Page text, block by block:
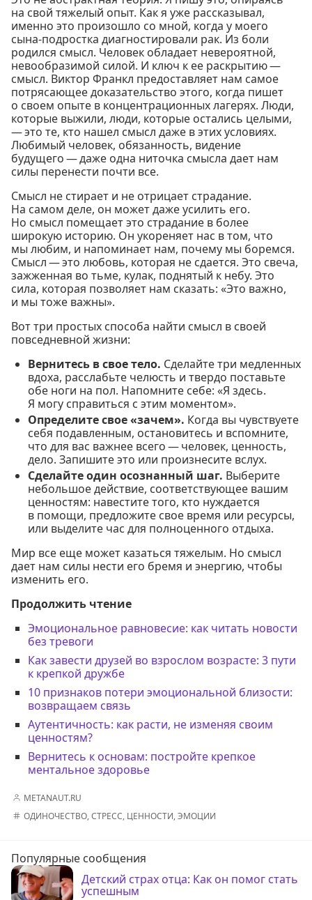
на свой тяжелый опыт. Как я уже рассказывал,
именно это произошло со мной, когда у моего
сына-подростка диагностировали рак. Из боли
родился смысл. Человек обладает невероятной,
невообразимой силой. И ключ к ее раскрытию —
смысл. Виктор Франкл предоставляет нам самое
потрясающее доказательство этого, когда пишет
о своем опыте в концентрационных лагерях. Люди,
которые выжили, люди, которые остались целыми,
— это те, кто нашел смысл даже в этих условиях.
Любимый человек, обязанность, видение
будущего — даже одна ниточка смысла дает нам
силы перенести почти все.
Смысл не стирает и не отрицает страдание.
На самом деле, он может даже усилить его.
Но смысл помещает это страдание в более
широкую историю. Он укореняет нас в том, что
мы любим, и напоминает нам, почему мы боремся.
Смысл — это любовь, которая не сдается. Это свеча,
зажженная во тьме, кулак, поднятый к небу. Это
сила, которая позволяет нам сказать: «Это важно,
и мы тоже важны».
Вот три простых способа найти смысл в своей
повседневной жизни:
Вернитесь в свое тело. Сделайте три медленных
вдоха, расслабьте челюсть и твердо поставьте
обе ноги на пол. Напомните себе: «Я здесь.
Я могу справиться с этим моментом».
Определите свое «зачем». Когда вы чувствуете
себя подавленным, остановитесь и вспомните,
что для вас важнее всего — человек, ценность,
дело. Запишите это или произнесите вслух.
Сделайте один осознанный шаг. Выберите
небольшое действие, соответствующее вашим
ценностям: навестите того, кто нуждается
в помощи, предложите свое время или ресурсы,
или выделите час для полноценного отдыха.
Мир все еще может казаться тяжелым. Но смысл
дает нам силы нести его бремя и энергию, чтобы
изменить его.
Продолжить чтение
Эмоциональное равновесие: как читать новости
без тревоги
Как завести друзей во взрослом возрасте: 3 пути
к крепкой дружбе
10 признаков потери эмоциональной близости:
возвращаем связь
Аутентичность: как расти, не изменяя своим
ценностям?
Вернитесь к основам: постройте крепкое
ментальное здоровье
METANAUT.RU
ОДИНОЧЕСТВО,СТРЕСС, ЦЕННОСТИ,ЭМОЦИИ
Популярные сообщения
Детский страх отца: Как он помог стать
успешным